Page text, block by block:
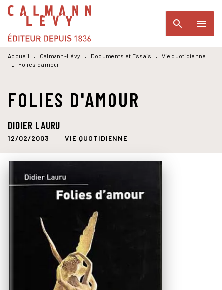
MENU RECHERCHE
PIED DE PAGE
search menu
Accueil • Calmann-Lévy • Documents et Essais •
Vie quotidienne
•
Folies d'amour
FOLIES D'AMOUR
DIDIER LAURU
12/02/2003 VIE QUOTIDIENNE